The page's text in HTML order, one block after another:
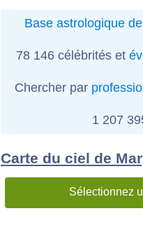
Base astrologique
78 146 célébrités et
Chercher par
1 207
Carte du ciel de
Sélectionnez